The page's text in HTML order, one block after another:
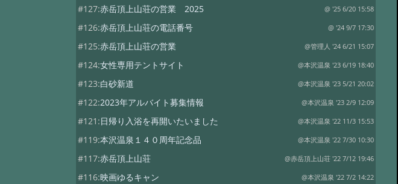
#127:赤岳頂上山荘の営業 2025 @ '25 6/20 15:58
#126:赤岳頂上山荘の電話番号 @ '24 9/7 17:30
#125:赤岳頂上山荘の営業 @管理人 '24 6/21 15:07
#124:女性専用テントサイト @本沢温泉 '23 6/19 18:40
#123:白砂新道 @本沢温泉 '23 5/21 20:02
#122:2023年アルバイト募集情報 @本沢温泉 '23 2/9 12:09
#121:日帰り入浴を再開いたいました @本沢温泉 '22 11/3 15:53
#119:本沢温泉１４０周年記念品 @本沢温泉 '22 7/30 10:30
#117:赤岳頂上山荘 @赤岳頂上山荘 '22 7/12 19:46
#116:映画ゆるキャン @本沢温泉 '22 7/2 14:22